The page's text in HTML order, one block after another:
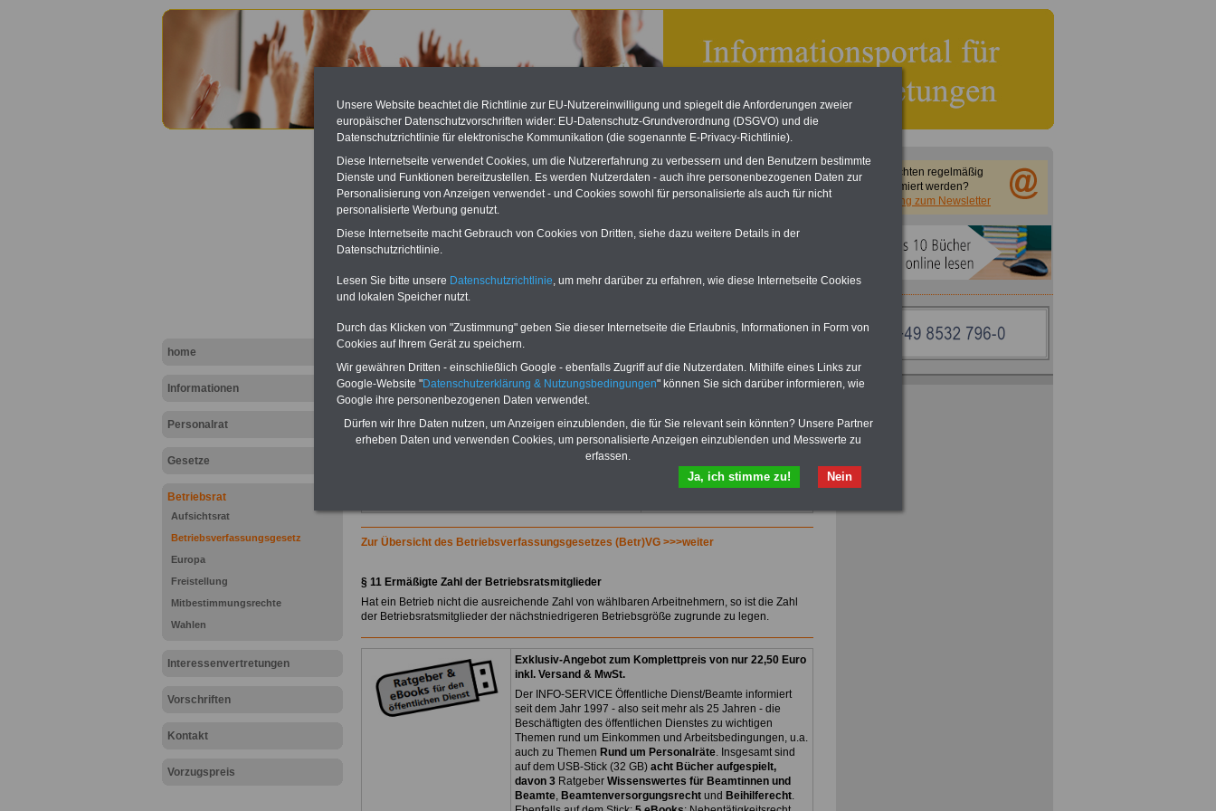
home
Informationen
Personalrat
Gesetze
Betriebsrat
Aufsichtsrat
Betriebsverfassungsgesetz
Europa
Freistellung
Mitbestimmungsrechte
Wahlen
Interessenvertretungen
Vorschriften
Kontakt
Vorzugspreis
Betriebsverfassungsgesetz (BetrVG): § 11 Ermäßigte Zahl der
Betriebsratsmitglieder
eBook zum Tarifrecht
Das beliebte eBook wurde im
Beschäftigte - TVöD und TV-L -
sowie den
Bezüge für Studierende von
Bund, Länder und Kommunen.
eBooks Tarifrecht
Zur Übersicht des Betriebsverfassungsgesetzes (Betr)VG >>>weiter
§ 11 Ermäßigte Zahl der Betriebsratsmitglieder
Hat ein Betrieb nicht die ausreichende Zahl von wählbaren Arbeitnehmern, so ist die Zahl
der Betriebsratsmitglieder der nächstniedrigeren Betriebsgröße zugrunde zu legen.
Exklusiv-Angebot zum Komplettpreis von nur 22,50 Euro
inkl. Versand & MwSt.
Der INFO-SERVICE Öffentliche Dienst/Beamte informiert
seit dem Jahr 1997 - also seit mehr als 25 Jahren - die
Beschäftigten des öffentlichen Dienstes zu wichtigen
Themen rund um Einkommen und Arbeitsbedingungen, u.a.
auch zu Themen Rund um Personalräte. Insgesamt sind
auf dem USB-Stick (32 GB) acht Bücher aufgespielt,
davon 3 Ratgeber Wissenswertes für Beamtinnen und
Beamte, Beamtenversorgungsrecht und Beihilferecht.
Sie möchten regelmäßig
informiert werden?
Anmeldung zum Newsletter
>>>
Unsere Website beachtet die Richtlinie zur EU-Nutzereinwilligung und spiegelt die Anforderungen zweier
europäischer Datenschutzvorschriften wider: EU-Datenschutz-Grundverordnung (DSGVO) und die
Datenschutzrichtlinie für elektronische Kommunikation (die sogenannte E-Privacy-Richtlinie).
Diese Internetseite verwendet Cookies, um die Nutzererfahrung zu verbessern und den Benutzern bestimmte
Dienste und Funktionen bereitzustellen. Es werden Nutzerdaten - auch ihre personenbezogenen Daten zur
Personalisierung von Anzeigen verwendet - und Cookies sowohl für personalisierte als auch für nicht
personalisierte Werbung genutzt.
Diese Internetseite macht Gebrauch von Cookies von Dritten, siehe dazu weitere Details in der
Datenschutzrichtlinie.
Lesen Sie bitte unsere Datenschutzrichtlinie, um mehr darüber zu erfahren, wie diese Internetseite Cookies
und lokalen Speicher nutzt.
Durch das Klicken von "Zustimmung" geben Sie dieser Internetseite die Erlaubnis, Informationen in Form von
Cookies auf Ihrem Gerät zu speichern.
Wir gewähren Dritten - einschließlich Google - ebenfalls Zugriff auf die Nutzerdaten. Mithilfe eines Links zur
Google-Website "Datenschutzerklärung & Nutzungsbedingungen" können Sie sich darüber informieren, wie
Google ihre personenbezogenen Daten verwendet.
Dürfen wir Ihre Daten nutzen, um Anzeigen einzublenden, die für Sie relevant sein könnten? Unsere Partner
erheben Daten und verwenden Cookies, um personalisierte Anzeigen einzublenden und Messwerte zu
erfassen.
Nein
Ja, ich stimme zu!